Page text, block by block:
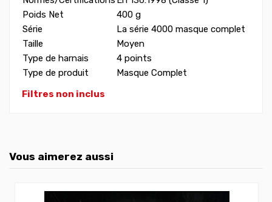
Poids Net
400 g
Série
La série 4000 masque complet
Taille
Moyen
Type de harnais
4 points
Type de produit
Masque Complet
Filtres non inclus
Vous aimerez aussi